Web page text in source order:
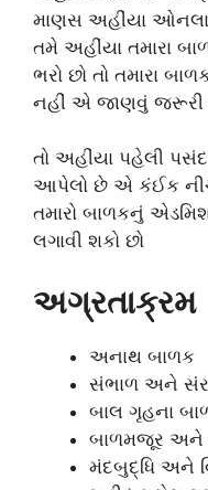
માણસ અહીંયા
તમે અહીંયા તમારા
ભરો છો તો તમારા
નહીં એ જાણવું
તો અહીંયા પહેલી
આપેલો છે એ કંઈક
તમારો બાળકનું
લગાવી શકો છો
અગ્રતાક્રમ
અનાથ બાળક
સંભાળ અને
બાલ ગૃહના
બાળમજૂર અને
મંદબુદ્ધિ અને